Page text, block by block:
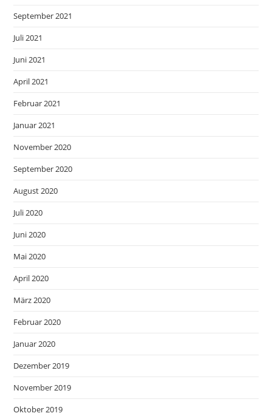
September 2021
Juli 2021
Juni 2021
April 2021
Februar 2021
Januar 2021
November 2020
September 2020
August 2020
Juli 2020
Juni 2020
Mai 2020
April 2020
März 2020
Februar 2020
Januar 2020
Dezember 2019
November 2019
Oktober 2019